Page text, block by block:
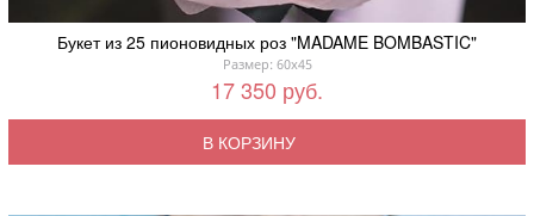
Букет из 25 пионовидных роз "MADAME BOMBASTIC"
Размер: 60x45
17 350 руб.
В КОРЗИНУ